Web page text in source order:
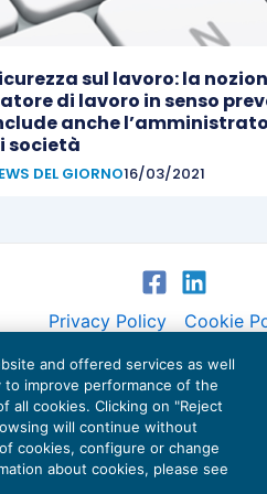
sul lavoro: la
di lavoro in senso
anche
società
DEL GIORNO16/03/2021
Privacy Policy Cookie
NEWS è una testata registrata al Tribunale
Direttore responsabile Sandro
Copyright 2016 ©
Gruppo Euroconference
Piazza Luigi Einaudi, 10N01 - 20124 Milano -
300.000,00 i.v. C.F. P.IVA Iscrizione Registro
and offered services as well
improve performance of the
all cookies. Clicking on "Reject
will continue without
cookies, configure or change
about cookies, please see